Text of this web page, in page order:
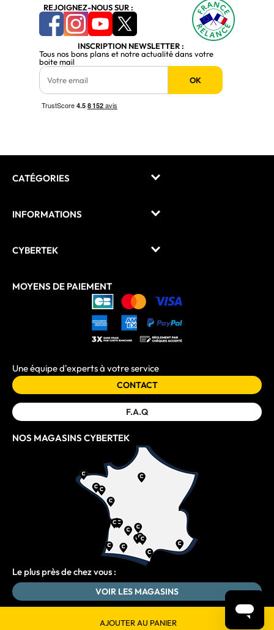
AJOUTER AU PANIER
REJOIGNEZ-NOUS SUR :
INSCRIPTION NEWSLETTER :
Tous nos bons plans et notre actualité dans votre
boite mail
OK
CATÉGORIES
INFORMATIONS
CYBERTEK
MOYENS DE PAIEMENT
Une équipe d'experts à votre service
CONTACT
F.A.Q
NOS MAGASINS CYBERTEK
Le plus près de chez vous :
VOIR LES MAGASINS